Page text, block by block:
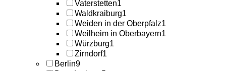
Vaterstetten1
Waldkraiburg1
Weiden in der Oberpfalz1
Weilheim in Oberbayern1
Würzburg1
Zirndorf1
Berlin9